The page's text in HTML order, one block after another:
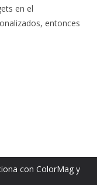
en el
entonces
con ColorMag y